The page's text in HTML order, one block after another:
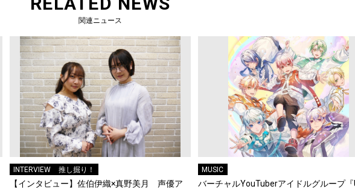
関連ニュース
INTERVIEW 推し掘り！
【インタビュー】佐伯伊織×真野美月 声優ア
MUSIC
バーチャルYouTuberアイドルグループ『